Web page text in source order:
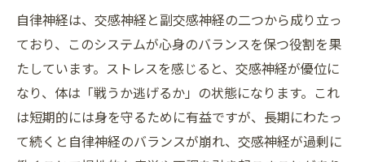
食生活と自律神経の密接な関係
良質な睡眠が自律神経に与える影響
自律神経を整えるための効果的なリラクゼ
ーション法
運動が自律神経に及ぼすポジティブな効果
自律神経は、交感神経と副交感神経の二つから成り立っ
ており、このシステムが心身のバランスを保つ役割を果
たしています。ストレスを感じると、交感神経が優位に
なり、体は「戦うか逃げるか」の状態になります。これ
は短期的には身を守るために有益ですが、長期にわたっ
て続くと自律神経のバランスが崩れ、交感神経が過剰に